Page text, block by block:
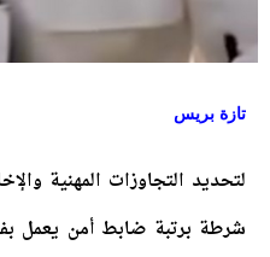
تازة بريس
لتحديد التجاوزات المهنية
شرطة برتبة ضابط أمن يعمل